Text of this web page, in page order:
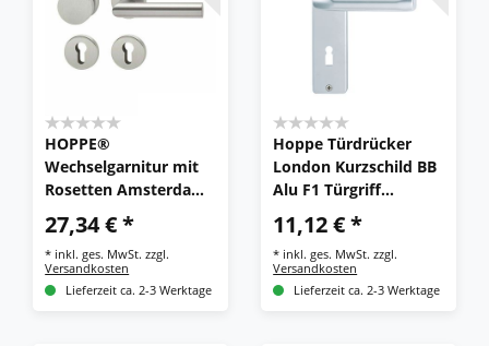
HOPPE®
Wechselgarnitur mit
Rosetten Amsterdam
E58/42KV/42KVS/1400
Z, Edelstahl
27,34 € *
* inkl. ges. MwSt. zzgl.
Versandkosten
Lieferzeit ca. 2-3 Werktage
Hoppe Türdrücker
London Kurzschild BB
Alu F1 Türgriff
Türbeschlag
Klinke113P/202
11,12 € *
* inkl. ges. MwSt. zzgl.
Versandkosten
Lieferzeit ca. 2-3 Werktage